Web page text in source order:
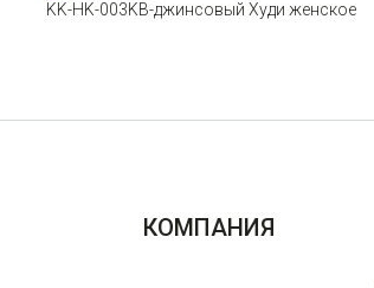
KK-HK-003KB-джинсовый Худи женское
КОМПАНИЯ